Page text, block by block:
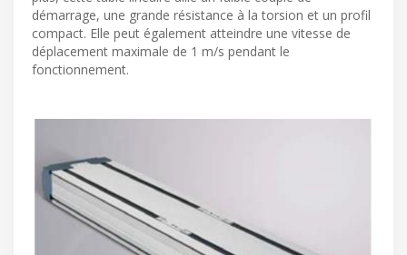
démarrage, une grande résistance à la torsion et un profil
compact. Elle peut également atteindre une vitesse de
déplacement maximale de 1 m/s pendant le
fonctionnement.